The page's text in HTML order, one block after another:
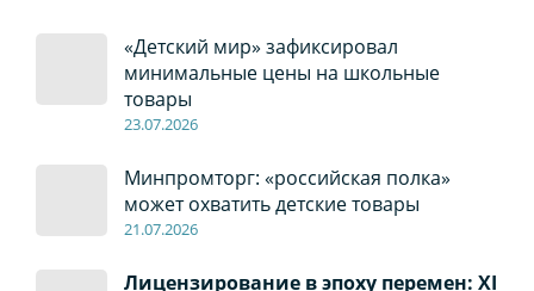
«Детский мир» зафиксировал
минимальные цены на школьные
товары
23.07.2026
Минпромторг: «российская полка»
может охватить детские товары
21.07.2026
Лицензирование в эпоху перемен: XI